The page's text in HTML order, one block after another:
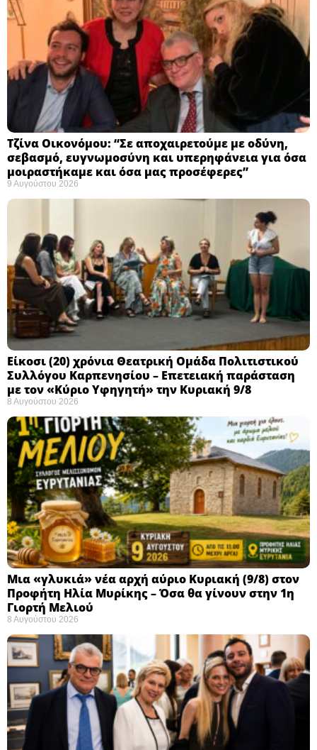
Τζίνα Οικονόμου: “Σε αποχαιρετούμε με οδύνη,
σεβασμό, ευγνωμοσύνη και υπερηφάνεια για όσα
μοιραστήκαμε και όσα μας προσέφερες”
9 Αυγούστου 2026
Eίκοσι (20) χρόνια Θεατρική Ομάδα Πολιτιστικού
Συλλόγου Καρπενησίου – Επετειακή παράσταση
με τον «Κύριο Υφηγητή» την Κυριακή 9/8
8 Αυγούστου 2026
Μια «γλυκιά» νέα αρχή αύριο Κυριακή (9/8) στον
Προφήτη Ηλία Μυρίκης – Όσα θα γίνουν στην 1η
Γιορτή Μελιού
8 Αυγούστου 2026